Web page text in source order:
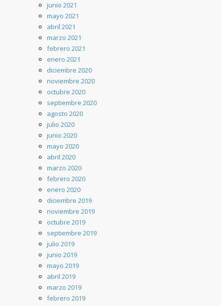
junio 2021
mayo 2021
abril 2021
marzo 2021
febrero 2021
enero 2021
diciembre 2020
noviembre 2020
octubre 2020
septiembre 2020
agosto 2020
julio 2020
junio 2020
mayo 2020
abril 2020
marzo 2020
febrero 2020
enero 2020
diciembre 2019
noviembre 2019
octubre 2019
septiembre 2019
julio 2019
junio 2019
mayo 2019
abril 2019
marzo 2019
febrero 2019